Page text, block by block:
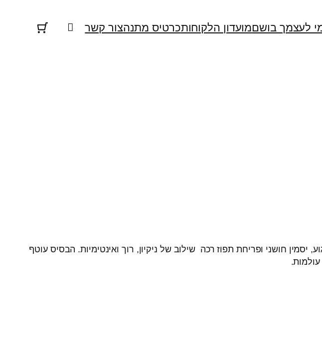
לעצמך בושםמועדון הלקוחותכרטיס מתנהצור קשר
יסמין חושני ופריחת תפוז רכה שילוב של ניקיון, רוך ואינטימיות. הבסיס עוטף